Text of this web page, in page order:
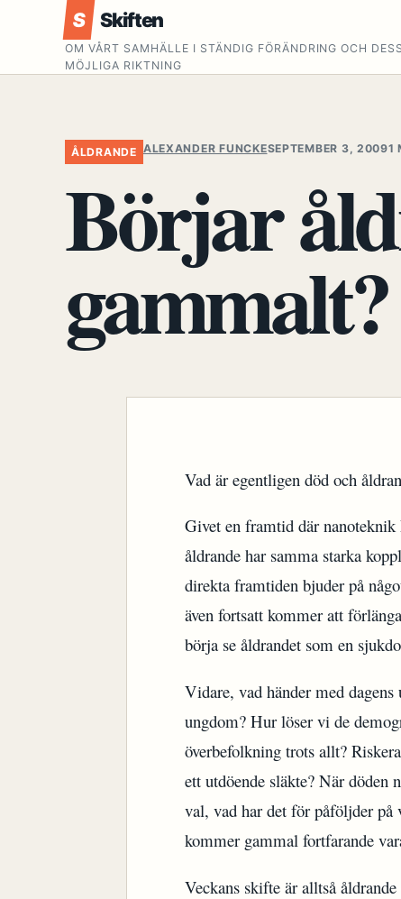
S Skiften
OM VÅRT SAMHÄLLE I STÄNDIG FÖRÄNDRING OCH DESS
MÖJLIGA RIKTNING
ÅLDRANDE ALEXANDER FUNCKESEPTEMBER 3, 20091
Börjar
gammalt?
Vad är egentligen död och
Givet en framtid där
åldrande har samma starka
direkta framtiden bjuder på
även fortsatt kommer att
börja se åldrandet som en
Vidare, vad händer med
ungdom? Hur löser vi de
överbefolkning trots allt?
ett utdöende släkte? När döden
val, vad har det för påföljder på
kommer gammal fortfarande
Veckans skifte är alltså